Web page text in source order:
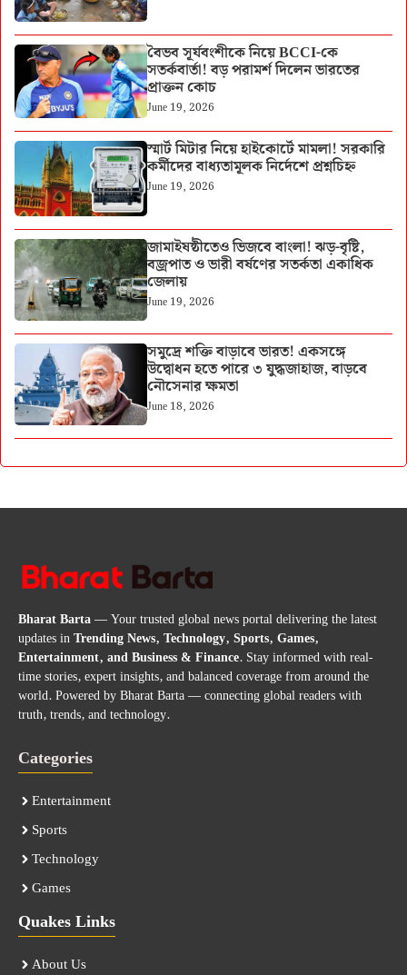
বৈভব সূর্যবংশীকে নিয়ে BCCI-কে
সতর্কবার্তা! বড় পরামর্শ দিলেন ভারতের
প্রাক্তন কোচ
June 19, 2026
স্মার্ট মিটার নিয়ে হাইকোর্টে মামলা! সরকারি
কর্মীদের বাধ্যতামূলক নির্দেশে প্রশ্নচিহ্ন
June 19, 2026
জামাইষষ্ঠীতেও ভিজবে বাংলা! ঝড়-বৃষ্টি,
বজ্রপাত ও ভারী বর্ষণের সতর্কতা একাধিক
জেলায়
June 19, 2026
সমুদ্রে শক্তি বাড়াবে ভারত! একসঙ্গে
উদ্বোধন হতে পারে ৩ যুদ্ধজাহাজ, বাড়বে
নৌসেনার ক্ষমতা
June 18, 2026
Bharat Barta— Your trusted global news portal delivering the latest
updates inTrending News, Technology, Sports, Games,
Entertainment, and Business & Finance. Stay informed with real-
time stories, expert insights, and balanced coverage from around the
world. Powered by Bharat Barta — connecting global readers with
truth, trends, and technology.
Categories
Entertainment
Sports
Technology
Games
Quakes Links
About Us